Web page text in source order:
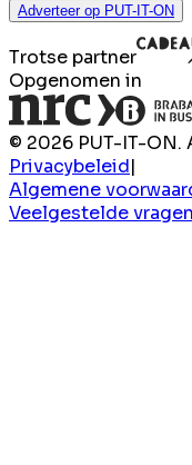
Adverteer op PUT-IT-ON
Trotse partner
Opgenomen in
© 2026 PUT-IT-
Privacybeleid|
Algemene
Veelgestelde vragen